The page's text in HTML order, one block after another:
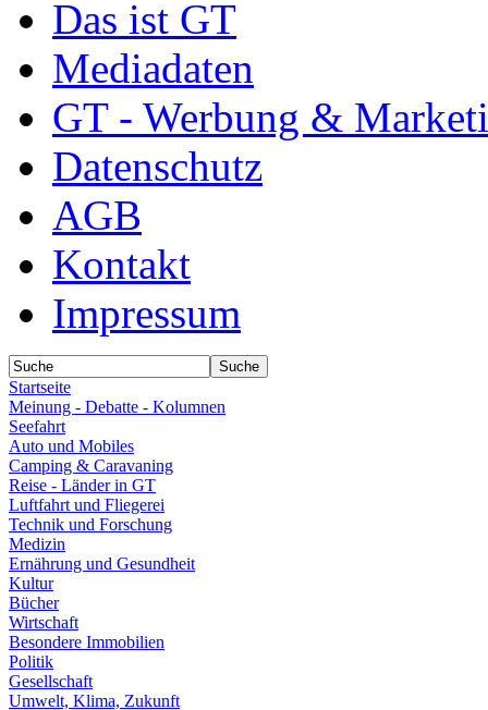
Das ist GT
Mediadaten
GT - Werbung &
Datenschutz
AGB
Kontakt
Impressum
Startseite
Meinung - Debatte - Kolumnen
Seefahrt
Auto und Mobiles
Camping & Caravaning
Reise - Länder in GT
Luftfahrt und Fliegerei
Technik und Forschung
Medizin
Ernährung und Gesundheit
Kultur
Bücher
Wirtschaft
Besondere Immobilien
Politik
Gesellschaft
Umwelt, Klima, Zukunft